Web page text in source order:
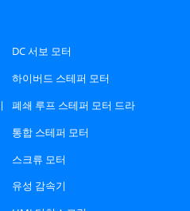
DC 서보 모터
하이버드 스테퍼 모터
폐쇄 루프 스테퍼 모터 드라
이버
통합 스테퍼 모터
스크류 모터
유성 감속기